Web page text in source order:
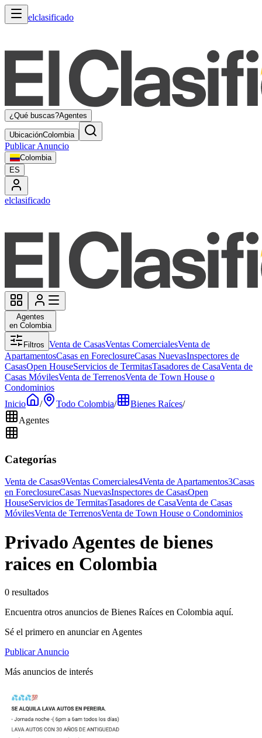
elclasificado
¿Qué buscas?Agentes
UbicaciónColombia
Publicar Anuncio
Colombia
ES
elclasificado
Agentes
en Colombia
Filtros Venta de CasasVentas ComercialesVenta de
ApartamentosCasas en ForeclosureCasas NuevasInspectores de
CasasOpen HouseServicios de TermitasTasadores de CasaVenta de
Casas MóvilesVenta de TerrenosVenta de Town House o
Condominios
Inicio
/ Todo Colombia/ Bienes Raíces/
Agentes
Categorías
Venta de Casas9Ventas Comerciales4Venta de Apartamentos3Casas
en ForeclosureCasas NuevasInspectores de CasasOpen
HouseServicios de TermitasTasadores de CasaVenta de Casas
MóvilesVenta de TerrenosVenta de Town House o Condominios
Privado Agentes de bienes
raices en Colombia
0 resultados
Encuentra otros anuncios de Bienes Raíces en Colombia aquí.
Sé el primero en anunciar en Agentes
Publicar Anuncio
Más anuncios de interés